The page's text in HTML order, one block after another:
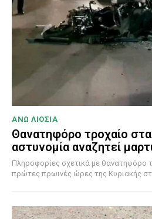
ΑΝΩ ΛΙΟΣΙΑ
Θανατηφόρο τροχαίο
αστυνομία αναζητεί
Πληροφορίες σχετικά με θανατηφόρο
πρώτες πρωινές ώρες της Κυριακής